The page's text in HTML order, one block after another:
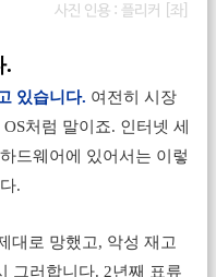
사진 인용 : 플리커 [좌]
.
있습니다. 여전히 시장
처럼 말이죠. 인터넷 세
드웨어에 있어서는 이렇
.
대로 망했고, 악성 재고
그러합니다. 2년째 표류